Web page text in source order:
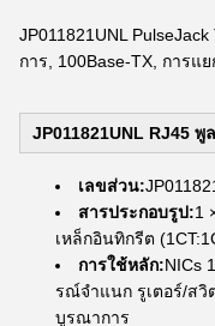
JP011821UNL
การ, 100Base-TX, การแ
JP011821UNL RJ45 พู
เลขส่วน:
สารประกอบรูป:1
เหล็กอินทิกรีต
การใช้หลัก:NICs
รณ์จําแนก รูเตอร์/สวิ
บูรณาการ